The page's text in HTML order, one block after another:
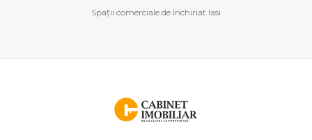
Spații comerciale de închiriat Iasi